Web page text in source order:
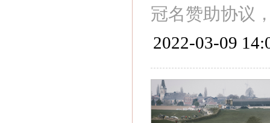
冠名赞助协议
2022-03-09